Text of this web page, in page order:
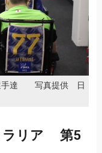
選手達 写真提供 日
ラリア 第5